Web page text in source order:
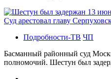
Суд арестовал главу
Подробности-ТВ ЧП
Басманный районный суд
полномочий. Шестун был